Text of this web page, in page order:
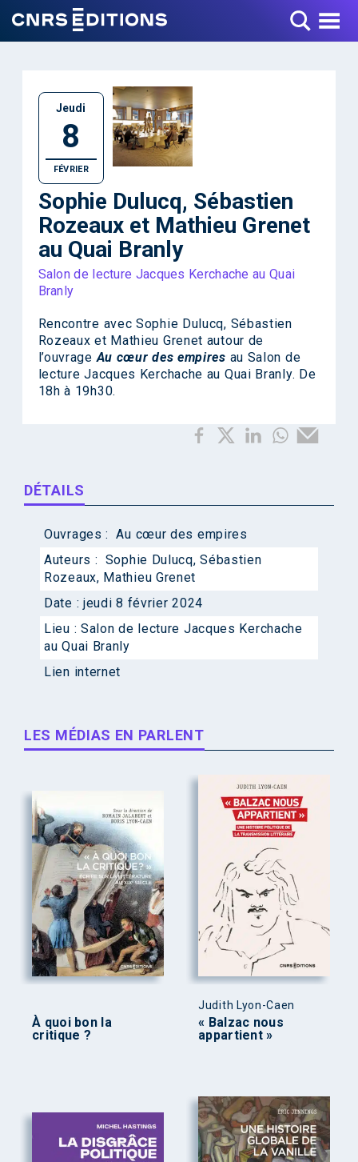
Toggle Menu
Jeudi
8
FÉVRIER
Sophie Dulucq, Sébastien
Rozeaux et Mathieu Grenet
au Quai Branly
Salon de lecture Jacques Kerchache au Quai
Branly
Rencontre avec Sophie Dulucq, Sébastien
Rozeaux et Mathieu Grenet autour de
l’ouvrageAu cœur des empires au Salon de
lecture Jacques Kerchache au Quai Branly. De
18h à 19h30.
DÉTAILS
Ouvrages :
Au cœur des empires
Auteurs : Sophie Dulucq,Sébastien
Rozeaux, Mathieu Grenet
Date : jeudi 8 février 2024
Lieu : Salon de lecture Jacques Kerchache
au Quai Branly
Lien internet
LES MÉDIAS EN PARLENT
À quoi bon la
critique ?
Judith Lyon-Caen
« Balzac nous
appartient »